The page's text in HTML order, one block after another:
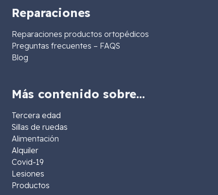
Reparaciones
Reparaciones productos ortopédicos
Preguntas frecuentes – FAQS
Blog
Más contenido sobre…
Tercera edad
Sillas de ruedas
Alimentación
Alquiler
Covid-19
Lesiones
Productos